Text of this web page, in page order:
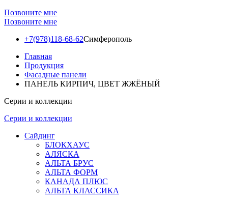
Позвоните мне
Позвоните мне
+7(978)118-68-62Симферополь
Главная
Продукция
Фасадные панели
ПАНЕЛЬ КИРПИЧ, ЦВЕТ ЖЖЁНЫЙ
Серии и коллекции
Серии и коллекции
Сайдинг
БЛОКХАУС
АЛЯСКА
АЛЬТА БРУС
АЛЬТА ФОРМ
КАНАДА ПЛЮС
АЛЬТА КЛАССИКА